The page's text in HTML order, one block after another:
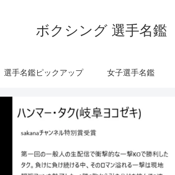
ボクシング 選手名
選手名鑑ピックアップ 女子選手名鑑